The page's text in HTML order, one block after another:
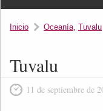
Inicio Oceanía, Tuvalu
Tuvalu
11 de septiembre de